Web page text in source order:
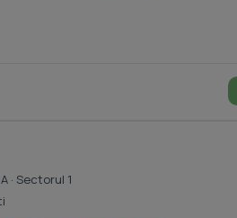
· Sectorul 1